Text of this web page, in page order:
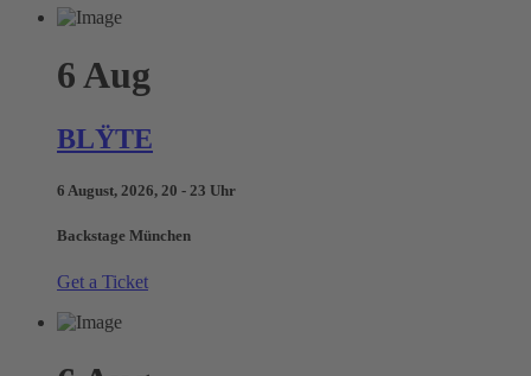
6Aug
BLŸTE
6 August, 2026, 20 - 23 Uhr
Backstage München
Get a Ticket